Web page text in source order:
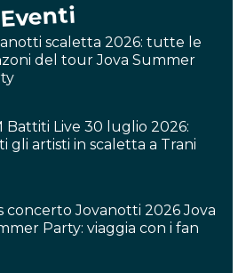
scaletta 2026: tutte le
del tour Jova Summer
Battiti Live 30 luglio 2026:
gli artisti in scaletta a Trani
concerto Jovanotti 2026 Jova
Party: viaggia con i fan